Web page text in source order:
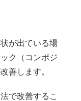
が出ている場
ク（コンポジ
善します。
で改善するこ